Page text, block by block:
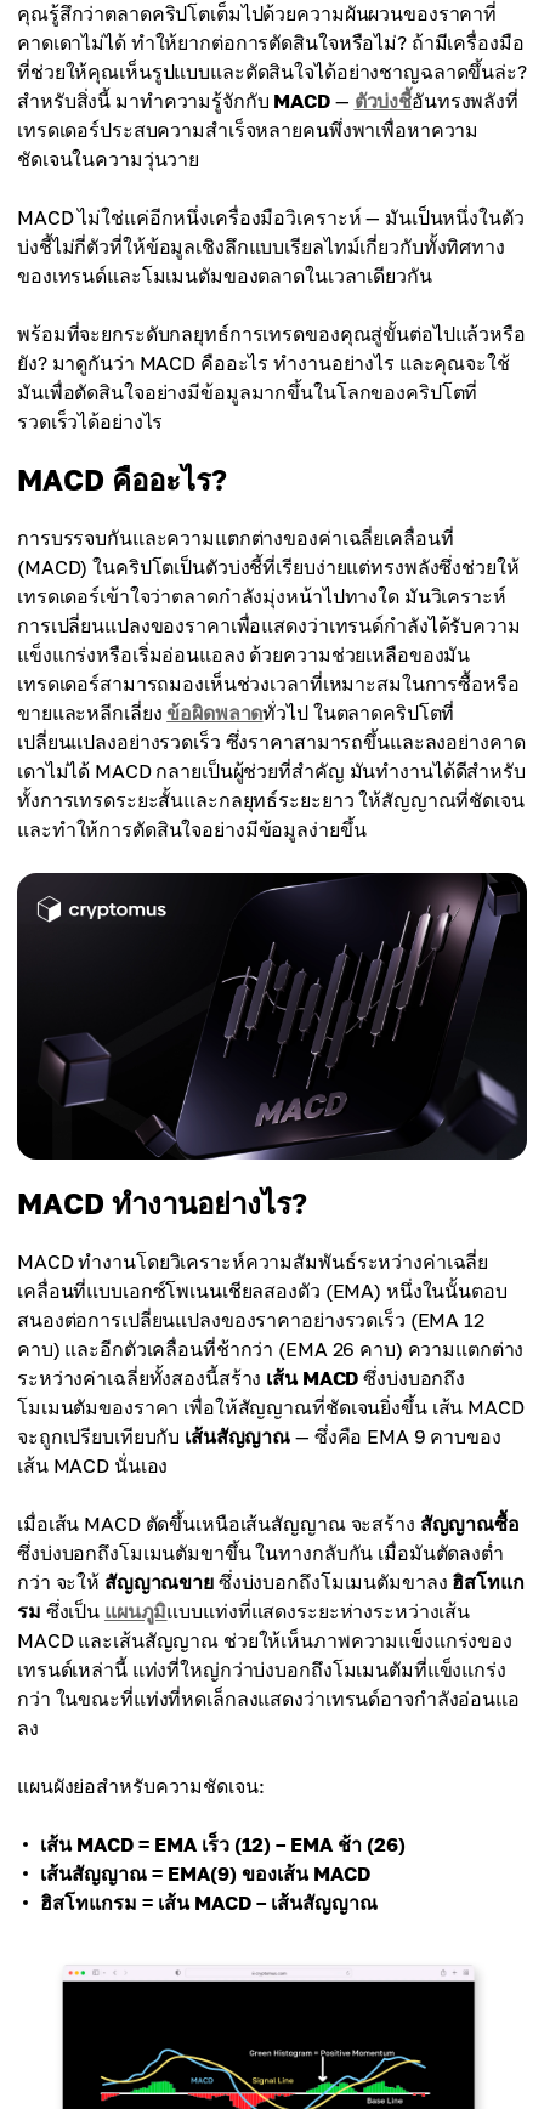
คุณรู้สึกว่าตลาดคริปโตเต็มไปด้วยความผันผวนของราคาที่
คาดเดาไม่ได้ ทำให้ยากต่อการตัดสินใจหรือไม่? ถ้ามีเครื่องมือ
ที่ช่วยให้คุณเห็นรูปแบบและตัดสินใจได้อย่างชาญฉลาดขึ้นล่ะ?
สำหรับสิ่งนี้ มาทำความรู้จักกับ MACD — ตัวบ่งชี้อันทรงพลังที่
เทรดเดอร์ประสบความสำเร็จหลายคนพึ่งพาเพื่อหาความ
ชัดเจนในความวุ่นวาย
MACD ไม่ใช่แค่อีกหนึ่งเครื่องมือวิเคราะห์ — มันเป็นหนึ่งในตัว
บ่งชี้ไม่กี่ตัวที่ให้ข้อมูลเชิงลึกแบบเรียลไทม์เกี่ยวกับทั้งทิศทาง
ของเทรนด์และโมเมนตัมของตลาดในเวลาเดียวกัน
พร้อมที่จะยกระดับกลยุทธ์การเทรดของคุณสู่ขั้นต่อไปแล้วหรือ
ยัง? มาดูกันว่า MACD คืออะไร ทำงานอย่างไร และคุณจะใช้
มันเพื่อตัดสินใจอย่างมีข้อมูลมากขึ้นในโลกของคริปโตที่
รวดเร็วได้อย่างไร
MACD คืออะไร?
การบรรจบกันและความแตกต่างของค่าเฉลี่ยเคลื่อนที่
(MACD) ในคริปโตเป็นตัวบ่งชี้ที่เรียบง่ายแต่ทรงพลังซึ่งช่วยให้
เทรดเดอร์เข้าใจว่าตลาดกำลังมุ่งหน้าไปทางใด มันวิเคราะห์
การเปลี่ยนแปลงของราคาเพื่อแสดงว่าเทรนด์กำลังได้รับความ
แข็งแกร่งหรือเริ่มอ่อนแอลง ด้วยความช่วยเหลือของมัน
เทรดเดอร์สามารถมองเห็นช่วงเวลาที่เหมาะสมในการซื้อหรือ
ขายและหลีกเลี่ยงข้อผิดพลาดทั่วไป ในตลาดคริปโตที่
เปลี่ยนแปลงอย่างรวดเร็ว ซึ่งราคาสามารถขึ้นและลงอย่างคาด
เดาไม่ได้ MACD กลายเป็นผู้ช่วยที่สำคัญ มันทำงานได้ดีสำหรับ
ทั้งการเทรดระยะสั้นและกลยุทธ์ระยะยาว ให้สัญญาณที่ชัดเจน
และทำให้การตัดสินใจอย่างมีข้อมูลง่ายขึ้น
MACD ทำงานอย่างไร?
MACD ทำงานโดยวิเคราะห์ความสัมพันธ์ระหว่างค่าเฉลี่ย
เคลื่อนที่แบบเอกซ์โพเนนเชียลสองตัว (EMA) หนึ่งในนั้นตอบ
สนองต่อการเปลี่ยนแปลงของราคาอย่างรวดเร็ว (EMA 12
คาบ) และอีกตัวเคลื่อนที่ช้ากว่า (EMA 26 คาบ) ความแตกต่าง
ระหว่างค่าเฉลี่ยทั้งสองนี้สร้าง เส้น MACD ซึ่งบ่งบอกถึง
โมเมนตัมของราคา เพื่อให้สัญญาณที่ชัดเจนยิ่งขึ้น เส้น MACD
จะถูกเปรียบเทียบกับ เส้นสัญญาณ — ซึ่งคือ EMA 9 คาบของ
เส้น MACD นั่นเอง
เมื่อเส้น MACD ตัดขึ้นเหนือเส้นสัญญาณ จะสร้าง สัญญาณซื้อ
ซึ่งบ่งบอกถึงโมเมนตัมขาขึ้น ในทางกลับกัน เมื่อมันตัดลงต่ำ
กว่า จะให้ สัญญาณขายซึ่งบ่งบอกถึงโมเมนตัมขาลง ฮิสโทแก
รม ซึ่งเป็น แผนภูมิแบบแท่งที่แสดงระยะห่างระหว่างเส้น
MACD และเส้นสัญญาณ ช่วยให้เห็นภาพความแข็งแกร่งของ
เทรนด์เหล่านี้ แท่งที่ใหญ่กว่าบ่งบอกถึงโมเมนตัมที่แข็งแกร่ง
กว่า ในขณะที่แท่งที่หดเล็กลงแสดงว่าเทรนด์อาจกำลังอ่อนแอ
ลง
แผนผังย่อสำหรับความชัดเจน:
เส้น MACD = EMA เร็ว (12) – EMA ช้า (26)
เส้นสัญญาณ = EMA(9) ของเส้น MACD
ฮิสโทแกรม = เส้น MACD – เส้นสัญญาณ